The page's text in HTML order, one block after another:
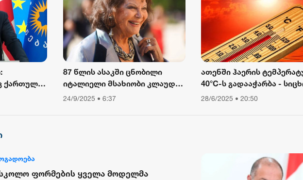
ქართული
87 წლის ასაკში ცნობილი
იტალიელი მსახიობი კლაუდია
კარდინალე გარდაიცვალა
24/9/2025 • 6:37
ათენში ჰაერის
40°C-ს გადააჭარბა -
გამო ღია ცის ქვეშ მუშაობა
28/6/2025 • 20:50
ფორმების ყველა მოდელმა